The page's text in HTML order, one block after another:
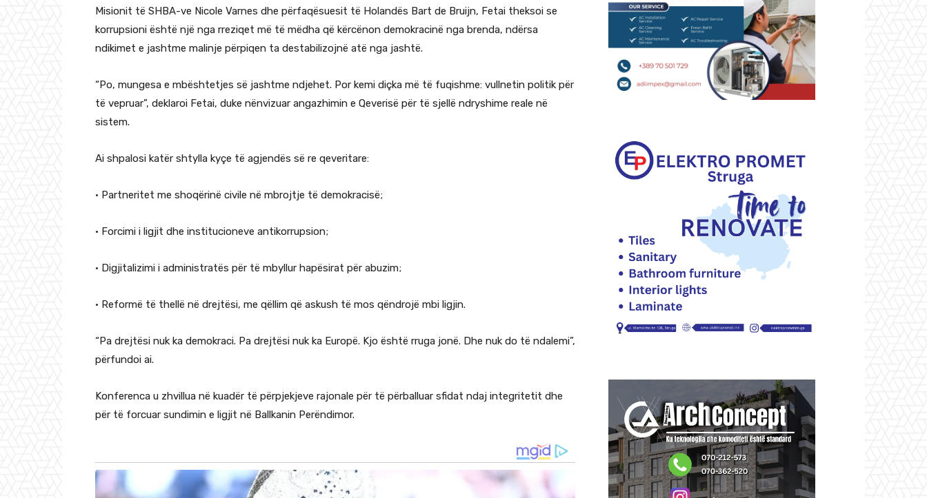
Misionit të SHBA-ve Nicole Varnes dhe përfaqësuesit të Holandës Bart de Bruijn, Fetai theksoi se
korrupsioni është një nga rreziqet më të mëdha që kërcënon demokracinë nga brenda, ndërsa
ndikimet e jashtme malinje përpiqen ta destabilizojnë atë nga jashtë.
“Po, mungesa e mbështetjes së jashtme ndjehet. Por kemi diçka më të fuqishme: vullnetin politik për
të vepruar”, deklaroi Fetai, duke nënvizuar angazhimin e Qeverisë për të sjellë ndryshime reale në
sistem.
Ai shpalosi katër shtylla kyçe të agjendës së re qeveritare:
• Partneritet me shoqërinë civile në mbrojtje të demokracisë;
• Forcimi i ligjit dhe institucioneve antikorrupsion;
• Digjitalizimi i administratës për të mbyllur hapësirat për abuzim;
• Reformë të thellë në drejtësi, me qëllim që askush të mos qëndrojë mbi ligjin.
“Pa drejtësi nuk ka demokraci. Pa drejtësi nuk ka Europë. Kjo është rruga jonë. Dhe nuk do të ndalemi”,
përfundoi ai.
Konferenca u zhvillua në kuadër të përpjekjeve rajonale për të përballuar sfidat ndaj integritetit dhe
për të forcuar sundimin e ligjit në Ballkanin Perëndimor.